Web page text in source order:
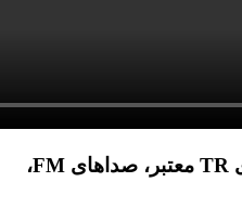
کیت ‌های طراحی با درام ‌های TR معتبر، صداهای FM،